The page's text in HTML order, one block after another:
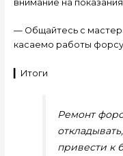
внимание на
— Общайтесь с
касаемо работы
▎Итоги
Ремонт
привести к